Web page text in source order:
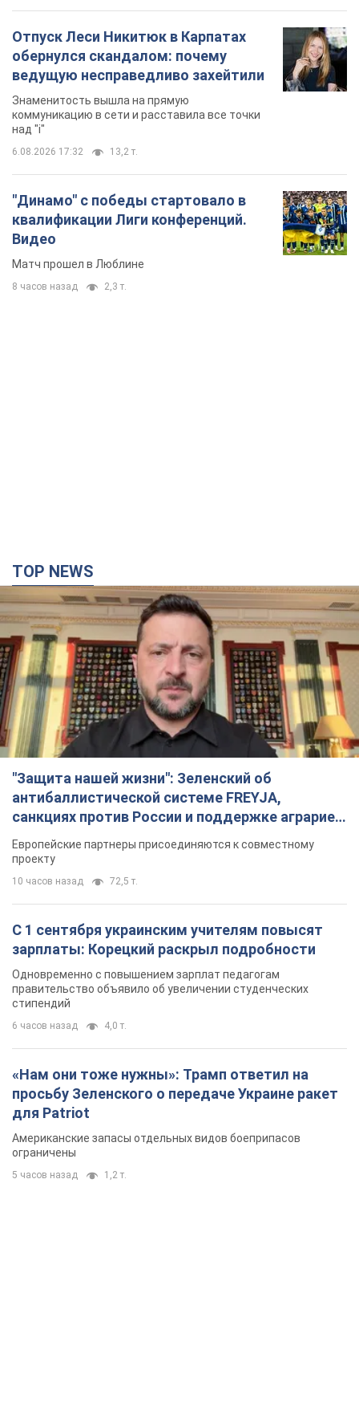
Отпуск Леси Никитюк в Карпатах
обернулся скандалом: почему
ведущую несправедливо захейтили
Знаменитость вышла на прямую
коммуникацию в сети и расставила все точки
над "i"
6.08.2026 17:32 13,2 т.
"Динамо" с победы стартовало в
квалификации Лиги конференций.
Видео
Матч прошел в Люблине
8 часов назад 2,3 т.
TOP NEWS
"Защита нашей жизни": Зеленский об
антибаллистической системе FREYJA,
санкциях против России и поддержке аграриев.
Видео
Европейские партнеры присоединяются к совместному
проекту
10 часов назад 72,5 т.
С 1 сентября украинским учителям повысят
зарплаты: Корецкий раскрыл подробности
Одновременно с повышением зарплат педагогам
правительство объявило об увеличении студенческих
стипендий
6 часов назад 4,0 т.
«Нам они тоже нужны»: Трамп ответил на
просьбу Зеленского о передаче Украине ракет
для Patriot
Американские запасы отдельных видов боеприпасов
ограничены
5 часов назад 1,2 т.